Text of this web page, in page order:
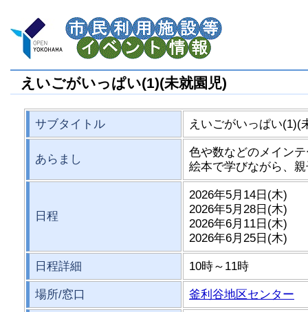
えいごがいっぱい(1)(未就園児)
サブタイトル えいごがいっぱい(1)(
あらまし
色や数などのメイン
絵本で学びながら、
日程
2026年5月14日(木)
2026年5月28日(木)
2026年6月11日(木)
2026年6月25日(木)
日程詳細 10時～11時
場所/窓口 釜利谷地区センター